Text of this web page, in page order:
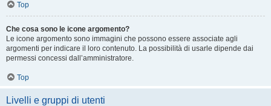
Top
Che cosa sono le icone argomento?
Le icone argomento sono immagini che possono essere associate agli
argomenti per indicare il loro contenuto. La possibilità di usarle dipende dai
permessi concessi dall’amministratore.
Top
Livelli e gruppi di utenti